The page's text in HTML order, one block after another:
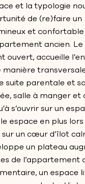
et la typologie
de (re)faire un
et
ancien.
ouvert, accueille
transversale
suite parentale et
salle à manger et
s’ouvrir sur un
espace en plus
sur un cœur d’îlot
un plateau
de l’appartement
un espace